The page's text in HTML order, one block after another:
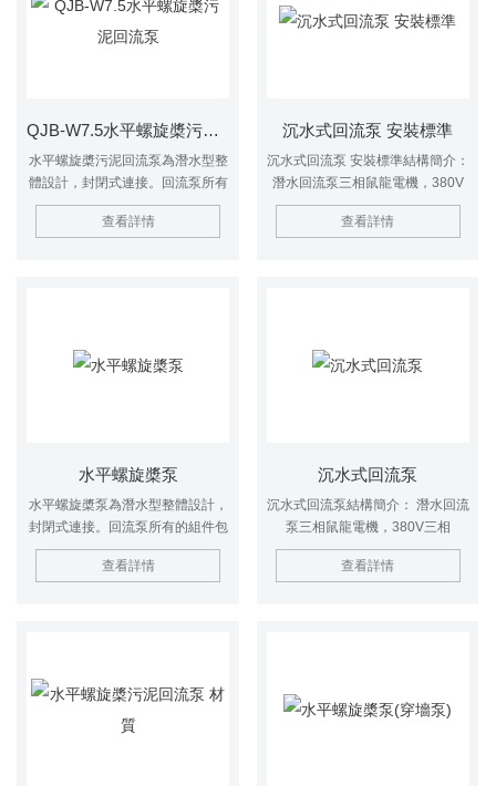
免震動功能。葉輪的設計同時可以
QJB-W7.5水平螺旋槳污泥回流泵
水平螺旋槳污泥回流泵為潛水型整
體設計，封閉式連接。回流泵所有
的組件包括電機和齒輪箱都能夠在
水下連續運轉。回流泵螺旋槳由潛
查看詳情
沉水式回流泵 安裝標準
沉水式回流泵 安裝標準結構簡介：
潛水回流泵三相鼠龍電機，380V
三相50HZ，防護等級IP68，定子
絕緣等級F級，直接啟動。 潛水回
震動功能。葉輪的設計同時可以滿
查看詳情
水平螺旋槳泵
水平螺旋槳泵為潛水型整體設計，
封閉式連接。回流泵所有的組件包
括電機和齒輪箱都能夠在水下連續
運轉。回流泵螺旋槳由潛水電機通
查看詳情
沉水式回流泵
沉水式回流泵結構簡介： 潛水回流
泵三相鼠龍電機，380V三相
50HZ，防護等級IP68，定子絕緣
等級F級，直接啟動。 潛水回流泵
動功能。葉輪的設計同時可以滿足
查看詳情